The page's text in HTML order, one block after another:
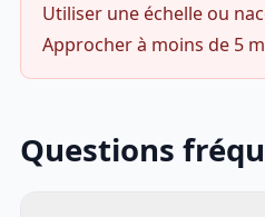
Utiliser une échelle ou
Approcher à moins de 5 m
Questions